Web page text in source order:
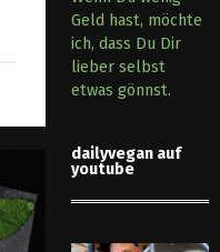
Geld hast, möchte
ich, dass Du Dir
lieber selbst
etwas gönnst.
dailyvegan auf
youtube